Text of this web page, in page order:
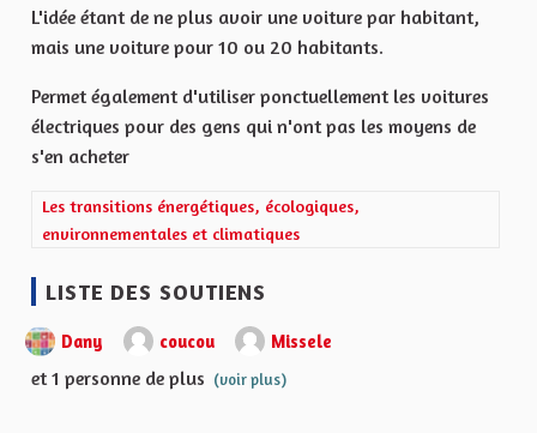
L'idée étant de ne plus avoir une voiture par habitant,
mais une voiture pour 10 ou 20 habitants.
Permet également d'utiliser ponctuellement les voitures
électriques pour des gens qui n'ont pas les moyens de
s'en acheter
Filtrer les résultats de la catégorie : Les transitions
Les transitions énergétiques, écologiques,
environnementales et climatiques
LISTE DES SOUTIENS
Dany coucou Missele
et 1 personne de plus (voir plus)